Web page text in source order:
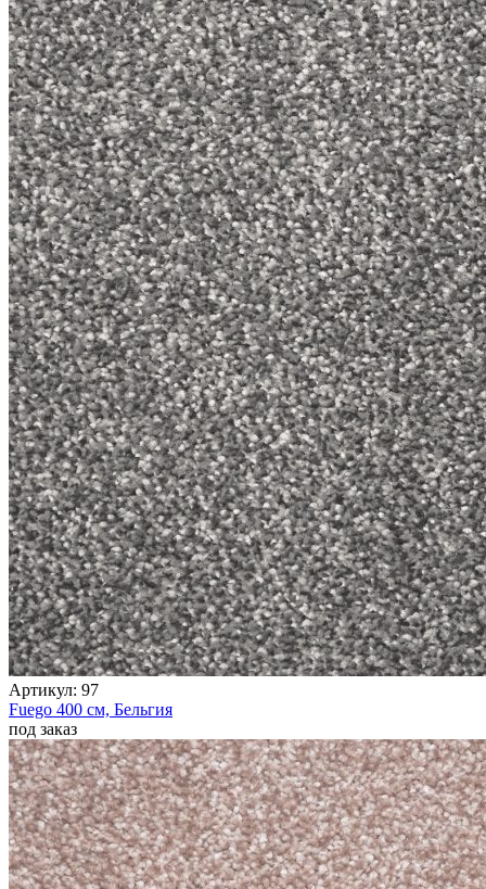
Артикул: 97
Fuego 400 см, Бельгия
под заказ